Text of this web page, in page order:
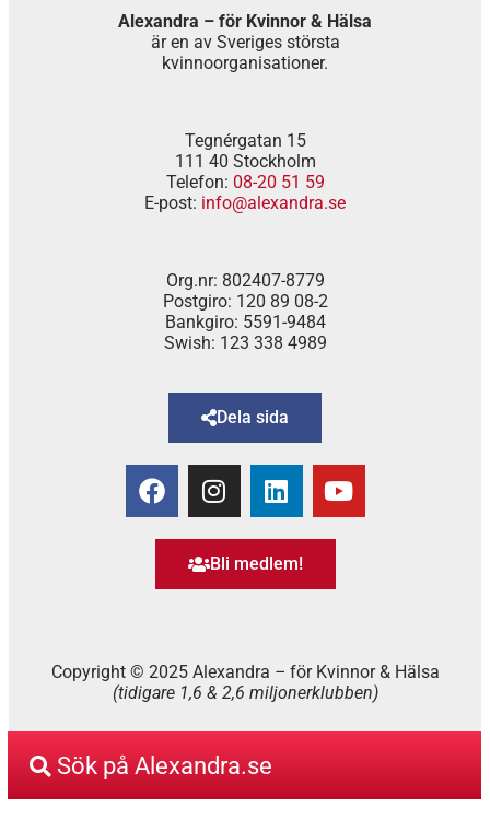
Alexandra – för Kvinnor & Hälsa
är en av Sveriges största
kvinnoorganisationer.
Tegnérgatan 15
111 40 Stockholm
Telefon: 08-20 51 59
E-post: info@alexandra.se
Org.nr: 802407-8779
Postgiro: 120 89 08-2
Bankgiro: 5591-9484
Swish: 123 338 4989
Dela sida
Bli medlem!
Copyright © 2025 Alexandra – för Kvinnor & Hälsa
(tidigare 1,6 & 2,6 miljonerklubben)
Sök på Alexandra.se